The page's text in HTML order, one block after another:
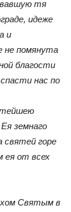
тя
идеже
и
не помянута
благости
нас по
земнаго
святей горе
ея от всех
Святым в